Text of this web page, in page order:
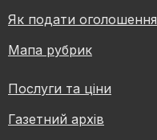
Як подати оголошення
Мапа рубрик
Послуги та ціни
Газетний архів